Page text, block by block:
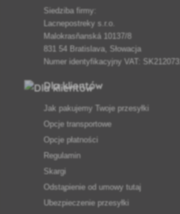
Siedziba firmy:
Lacnepostreky s.r.o.
Malokrasňanská 10137/8
831 54 Bratislava, Słowacja
Numer identyfikacyjny VAT:
Dla klientów
Jak pakujemy Twoje przesyłki
Opcje transportowe
Opcje płatności
Regulamin
Skargi
Odstąpienie od umowy tutaj
Ubezpieczenie przesyłki